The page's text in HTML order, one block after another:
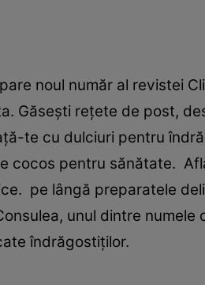
noul număr al revistei
Găseşti reţete de post,
te cu dulciuri pentru
cocos pentru sănătate.
pe lângă preparatele
unul dintre
îndrăgostiţilor.